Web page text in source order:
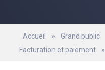
Accueil » Grand public
Facturation et paiement
»